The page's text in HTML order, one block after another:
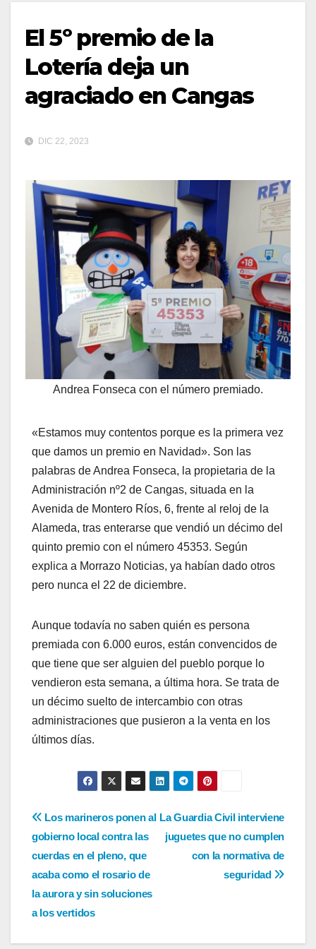
El 5º premio de la
Lotería deja un
agraciado en Cangas
DIC 22, 2023
Andrea Fonseca con el número premiado.
«Estamos muy contentos porque es la primera vez
que damos un premio en Navidad». Son las
palabras de Andrea Fonseca, la propietaria de la
Administración nº2 de Cangas, situada en la
Avenida de Montero Ríos, 6, frente al reloj de la
Alameda, tras enterarse que vendió un décimo del
quinto premio con el número 45353. Según
explica a Morrazo Noticias, ya habían dado otros
pero nunca el 22 de diciembre.
Aunque todavía no saben quién es persona
premiada con 6.000 euros, están convencidos de
que tiene que ser alguien del pueblo porque lo
vendieron esta semana, a última hora. Se trata de
un décimo suelto de intercambio con otras
administraciones que pusieron a la venta en los
últimos días.
Navegación
de
entradas
La Guardia Civil interviene
juguetes que no cumplen
con la normativa de
seguridad
Los marineros ponen al
gobierno local contra las
cuerdas en el pleno, que
acaba como el rosario de
la aurora y sin soluciones
a los vertidos